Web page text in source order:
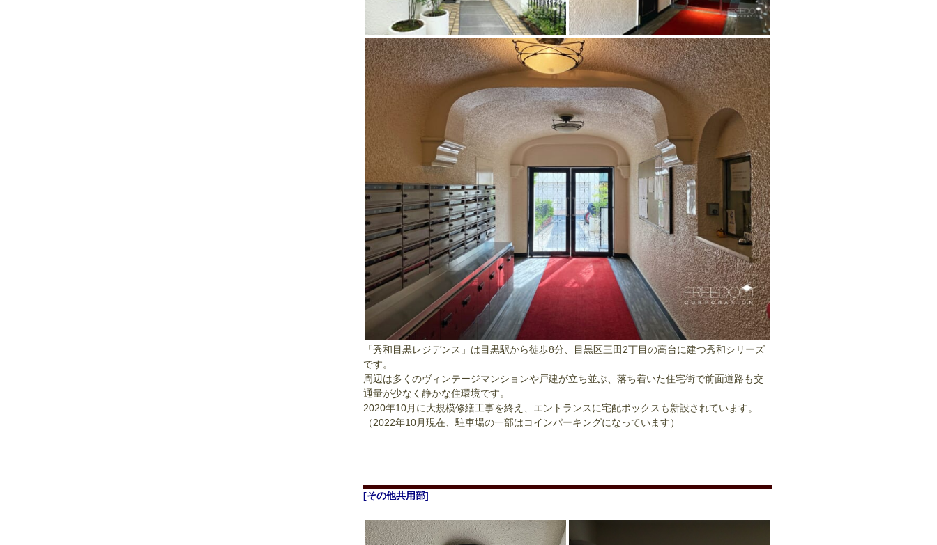
「秀和目黒レジデンス」は目黒駅から徒歩8分、目黒区三田2丁目の高台に建つ秀和シリーズ
です。
周辺は多くのヴィンテージマンションや戸建が立ち並ぶ、落ち着いた住宅街で前面道路も交
通量が少なく静かな住環境です。
2020年10月に大規模修繕工事を終え、エントランスに宅配ボックスも新設されています。
（2022年10月現在、駐車場の一部はコインパーキングになっています）
[その他共用部]